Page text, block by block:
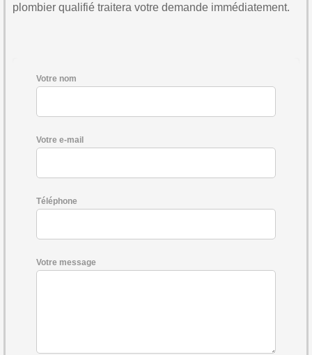
plombier qualifié traitera votre demande immédiatement.
Votre nom
Votre e-mail
Téléphone
Votre message